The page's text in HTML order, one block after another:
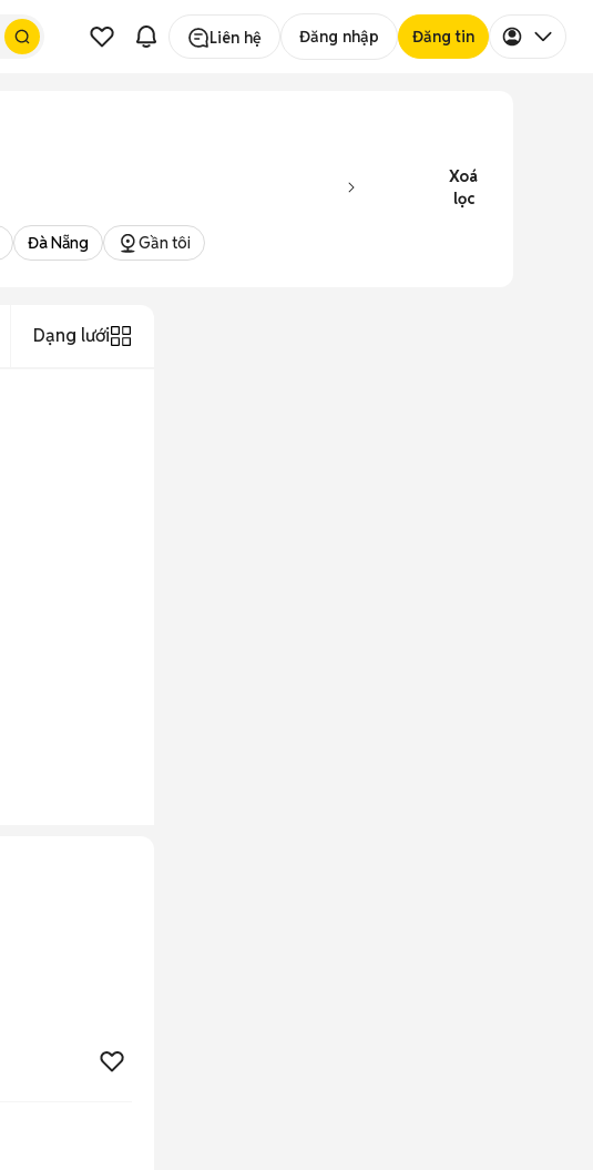
Liên hệ Đăng nhập Đăng tin
Xoá
lọc
Đà Nẵng Gần tôi
Dạng lưới